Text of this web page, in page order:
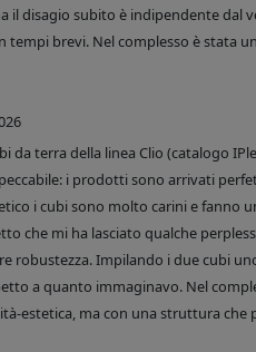
il disagio subito è indipendente
tempi brevi. Nel complesso è stata
da terra della linea Clio (catalogo
i prodotti sono arrivati
i cubi sono molto carini e fanno
che mi ha lasciato qualche
robustezza. Impilando i due cubi
a quanto immaginavo. Nel
estetica, ma con una struttura che